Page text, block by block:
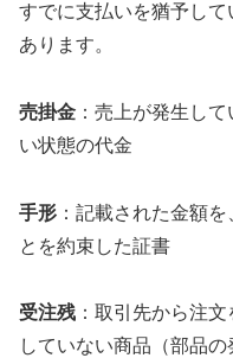
すでに支払いを猶予し
あります。
売掛金 ：売上が発生し
い状態の代金
手形 ：記載された金額
とを約束した証書
受注残 ：取引先から注
していない商品（部品